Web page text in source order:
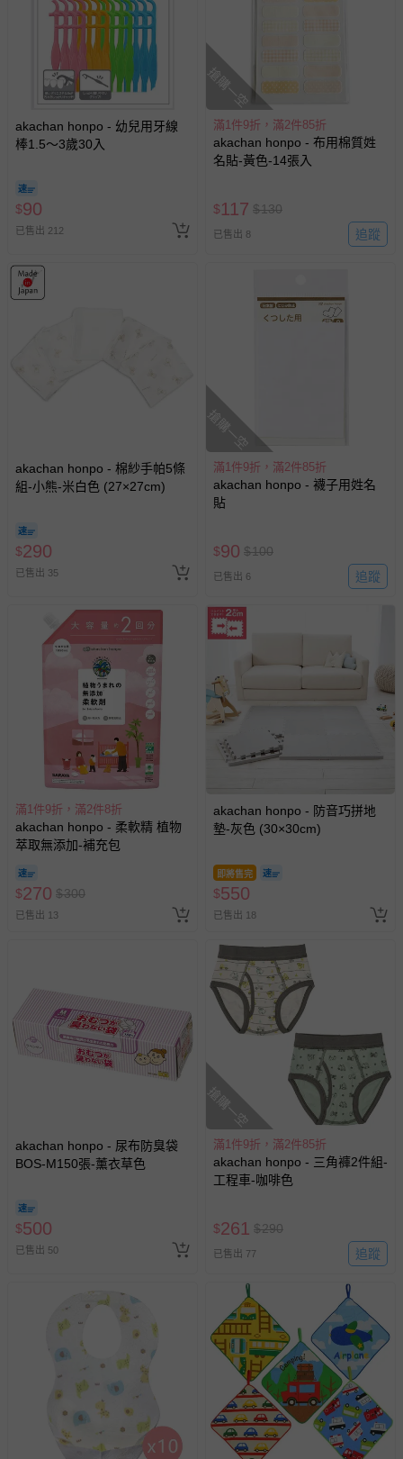
akachan honpo - 幼兒用牙線
棒1.5～3歲30入
$90
已售出 212
搶購一空
滿1件9折，滿2件85折
akachan honpo - 布用棉質姓
名貼-黃色-14張入
$117 $130
已售出 8 追蹤
akachan honpo - 棉紗手帕5條
組-小熊-米白色 (27×27cm)
$290
已售出 35
搶購一空
滿1件9折，滿2件85折
akachan honpo - 襪子用姓名
貼
$90 $100
已售出 6 追蹤
滿1件9折，滿2件8折
akachan honpo - 柔軟精 植物
萃取無添加-補充包
$270 $300
已售出 13
akachan honpo - 防音巧拼地
墊-灰色 (30×30cm)
即將售完
$550
已售出 18
akachan honpo - 尿布防臭袋
BOS-M150張-薰衣草色
$500
已售出 50
搶購一空
滿1件9折，滿2件85折
akachan honpo - 三角褲2件組-
工程車-咖啡色
$261 $290
已售出 77 追蹤